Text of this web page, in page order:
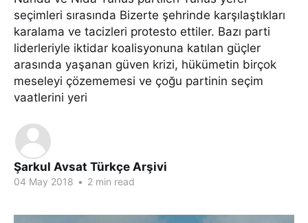
seçimleri sırasında Bizerte şehrinde karşılaştıkları
karalama ve tacizleri protesto ettiler. Bazı parti
liderleriyle iktidar koalisyonuna katılan güçler
arasında yaşanan güven krizi, hükümetin birçok
meseleyi çözememesi ve çoğu partinin seçim
vaatlerini yeri
Şarkul Avsat Türkçe Arşivi
04 May 2018 • 2 min read